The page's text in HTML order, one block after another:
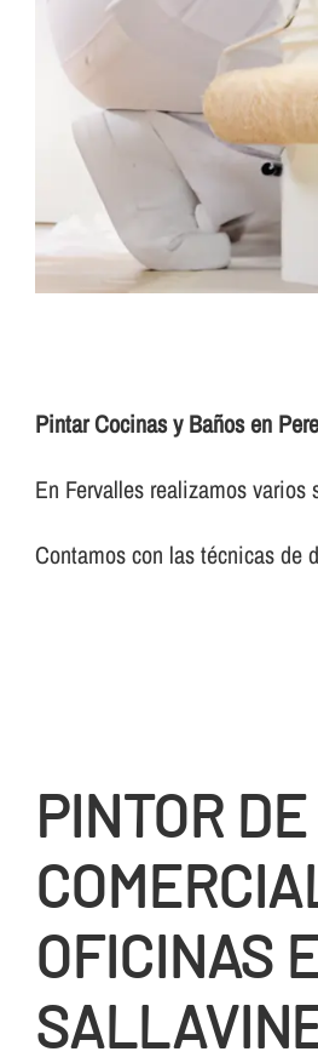
Pintar Cocinas y Baños en
En Fervalles realizamos
Contamos con las técnicas de
PINTOR
OFICINAS